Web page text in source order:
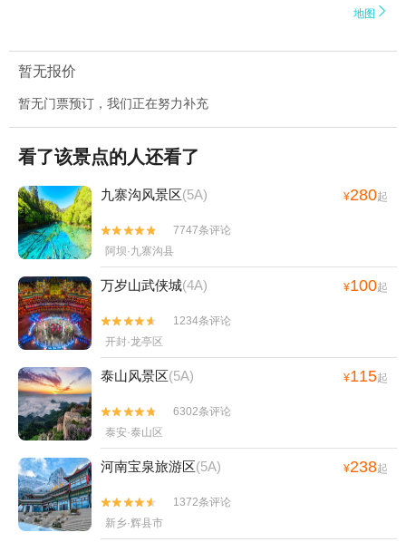
地图 
暂无报价
暂无门票预订，我们正在努力补充
看了该景点的人还看了
九寨沟风景区(5A) ¥280起


7747条评论
阿坝·九寨沟县
万岁山武侠城(4A) ¥100起


1234条评论
开封·龙亭区
泰山风景区(5A) ¥115起


6302条评论
泰安·泰山区
河南宝泉旅游区(5A) ¥238起


1372条评论
新乡·辉县市